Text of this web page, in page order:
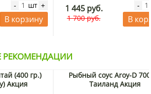
- шт +
В корзину
1 445 руб.
1 700 руб.
-
В
РЕКОМЕНДАЦИИ
(400 гр.)
Акция
Рыбный соус Aroy-D
Таиланд Акция